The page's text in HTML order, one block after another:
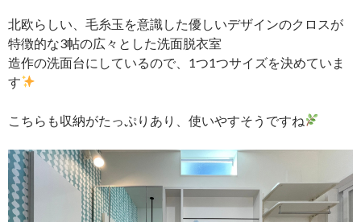
北欧らしい、毛糸玉を意識した優しいデザインのクロスが
特徴的な3帖の広々とした洗面脱衣室
造作の洗面台にしているので、1つ1つサイズを決めていま
す
こちらも収納がたっぷりあり、使いやすそうですね